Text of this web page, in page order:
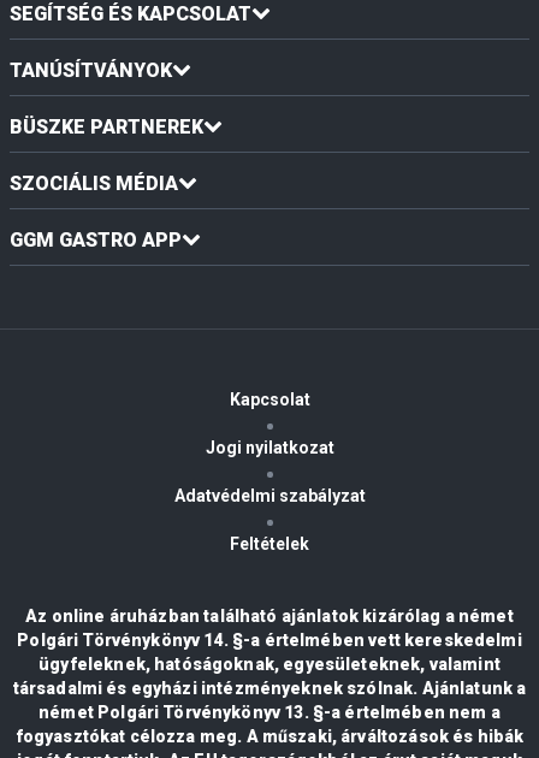
SEGÍTSÉG ÉS KAPCSOLAT
TANÚSÍTVÁNYOK
BÜSZKE PARTNEREK
SZOCIÁLIS MÉDIA
GGM GASTRO APP
Kapcsolat
Jogi nyilatkozat
Adatvédelmi szabályzat
Feltételek
Az online áruházban található ajánlatok kizárólag a német
Polgári Törvénykönyv 14. §-a értelmében vett kereskedelmi
ügyfeleknek, hatóságoknak, egyesületeknek, valamint
társadalmi és egyházi intézményeknek szólnak. Ajánlatunk a
német Polgári Törvénykönyv 13. §-a értelmében nem a
fogyasztókat célozza meg. A műszaki, árváltozások és hibák